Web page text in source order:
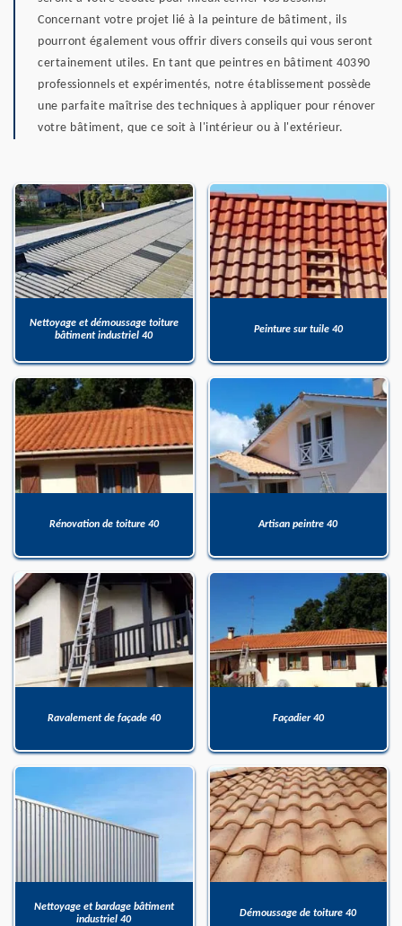
Concernant votre projet lié à la peinture de bâtiment, ils
pourront également vous offrir divers conseils qui vous seront
certainement utiles. En tant que peintres en bâtiment 40390
professionnels et expérimentés, notre établissement possède
une parfaite maîtrise des techniques à appliquer pour rénover
votre bâtiment, que ce soit à l'intérieur ou à l'extérieur.
Nettoyage et démoussage toiture
bâtiment industriel 40
Peinture sur tuile 40
Rénovation de toiture 40 Artisan peintre 40
Ravalement de façade 40 Façadier 40
Nettoyage et bardage bâtiment
industriel 40
Démoussage de toiture 40